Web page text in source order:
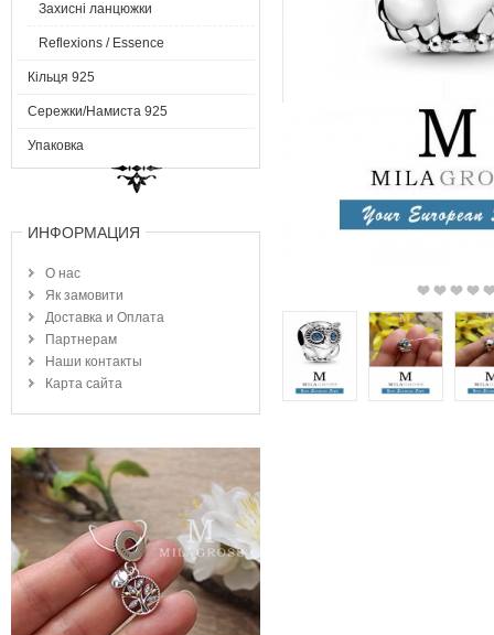
Захисні ланцюжки
Reflexions / Essence
Кільця 925
Сережки/Намиста 925
Упаковка
ИНФОРМАЦИЯ
О нас
Як замовити
Доставка и Оплата
Партнерам
Наши контакты
Карта сайта